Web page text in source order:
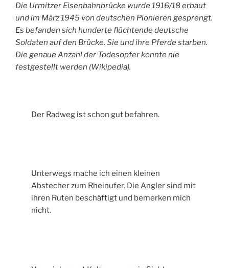
Die Urmitzer Eisenbahnbrücke wurde 1916/18 erbaut
und im März 1945 von deutschen Pionieren gesprengt.
Es befanden sich hunderte flüchtende deutsche
Soldaten auf den Brücke. Sie und ihre Pferde starben.
Die genaue Anzahl der Todesopfer konnte nie
festgestellt werden (Wikipedia).
Der Radweg ist schon gut befahren.
Unterwegs mache ich einen kleinen
Abstecher zum Rheinufer. Die Angler sind mit
ihren Ruten beschäftigt und bemerken mich
nicht.